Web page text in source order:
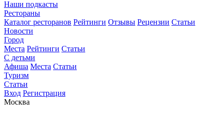
Наши подкасты
Рестораны
Каталог ресторанов Рейтинги Отзывы Рецензии Статьи
Новости
Город
Места Рейтинги Статьи
С детьми
Афиша Места Статьи
Туризм
Статьи
Вход Регистрация
Москва